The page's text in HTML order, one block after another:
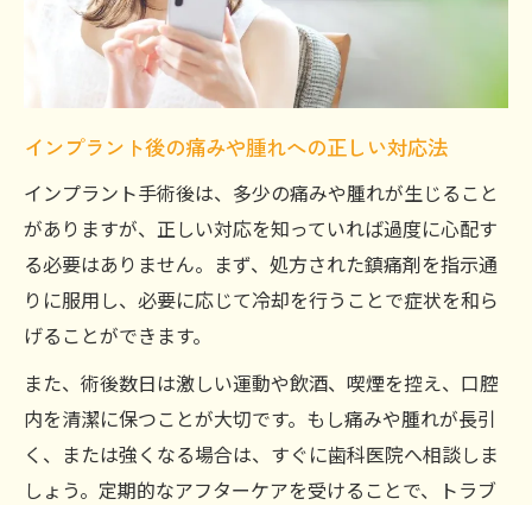
インプラント後の痛みや腫れへの正しい対応法
インプラント手術後は、多少の痛みや腫れが生じること
がありますが、正しい対応を知っていれば過度に心配す
る必要はありません。まず、処方された鎮痛剤を指示通
りに服用し、必要に応じて冷却を行うことで症状を和ら
げることができます。
また、術後数日は激しい運動や飲酒、喫煙を控え、口腔
内を清潔に保つことが大切です。もし痛みや腫れが長引
く、または強くなる場合は、すぐに歯科医院へ相談しま
しょう。定期的なアフターケアを受けることで、トラブ